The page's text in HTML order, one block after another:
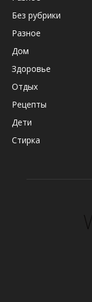
Без рубрики
Разное
Дом
Здоровье
Отдых
Рецепты
Дети
Стирка